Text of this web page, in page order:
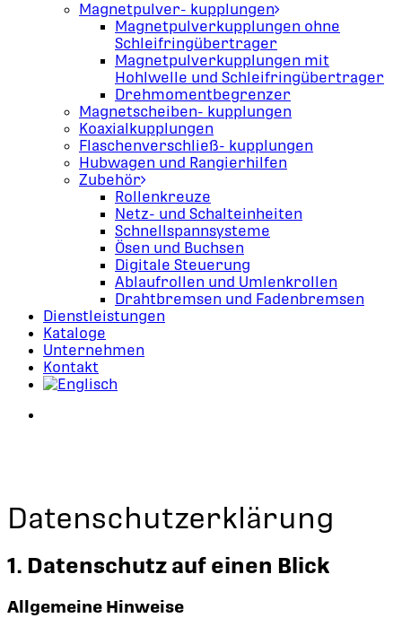
Magnetpulver- kupplungen
Magnetpulverkupplungen ohne
Schleifringübertrager
Magnetpulverkupplungen mit
Hohlwelle und Schleifringübertrager
Drehmomentbegrenzer
Magnetscheiben- kupplungen
Koaxialkupplungen
Flaschenverschließ- kupplungen
Hubwagen und Rangierhilfen
Zubehör
Rollenkreuze
Netz- und Schalteinheiten
Schnellspannsysteme
Ösen und Buchsen
Digitale Steuerung
Ablaufrollen und Umlenkrollen
Drahtbremsen und Fadenbremsen
Dienstleistungen
Kataloge
Unternehmen
Kontakt
Datenschutz­erklärung
1. Datenschutz auf einen Blick
Allgemeine Hinweise